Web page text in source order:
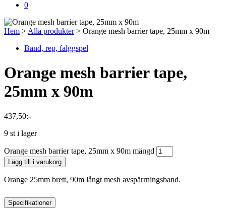
0
Hem > Alla produkter> Orange mesh barrier tape, 25mm x 90m
Band, rep, falggspel
Orange mesh barrier tape,
25mm x 90m
437,50:-
9 st i lager
Orange mesh barrier tape, 25mm x 90m mängd
Lägg till i varukorg
Orange 25mm brett, 90m långt mesh avspärrningsband.
Specifikationer